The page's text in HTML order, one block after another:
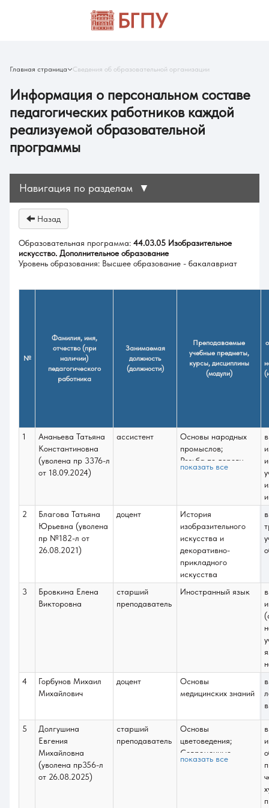
Главная страница Сведения об образовательной организации
Информация о персональном составе
педагогических работников каждой
реализуемой образовательной
программы
Навигация по разделам ▼
Назад
Образовательная программа: 44.03.05 Изобразительное
искусство. Дополнительное образование
Уровень образования: Высшее образование - бакалавриат
№
Фамилия, имя,
отчество (при
наличии)
педагогического
работника
Занимаемая
должность
(должности)
Преподаваемые
учебные предметы,
курсы, дисциплины
(модули)
1
Ананьева Татьяна
Константиновна
(уволена пр 3376-л
от 18.09.2024)
ассистент
Основы народных
промыслов;
Резьба по дереву
(рельеф);
Керамика (лепка
вручную);
Обработка кожи
(сувениры);
Обработка кожи
(декоративные
панно);
Художественная
Основы композиции
показать все
2
Благова Татьяна
Юрьевна (уволена
пр №182-л от
26.08.2021)
доцент
История
изобразительного
искусства и
декоративно-
прикладного
искусства
3
Бровкина Елена
Викторовна
старший
преподаватель
Иностранный язык
4
Горбунов Михаил
Михайлович
доцент
Основы
медицинских знаний
5
Долгушина
Евгения
Михайловна
(уволена пр356-л
от 26.08.2025)
старший
преподаватель
Основы
цветоведения;
Современные
техники и технологии
показать все